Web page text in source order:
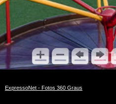
ExpressoNet - Fotos 360 Graus